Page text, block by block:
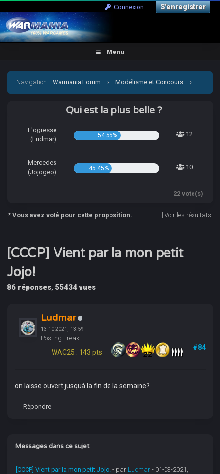
Connexion S’enregistrer
Menu
Navigation:Warmania Forum › Modélisme et Concours ›
› [CCCP] Vient par la mon petit Jojo!
Qui est la plus belle ?
L'ogresse
(Ludmar)
54.55% 12
Mercedes
(Jojogeo)
45.45% 10
22 vote(s)
* Vous avez voté pour cette proposition. Voir les résultats
[CCCP] Vient par la mon petit
Jojo!
86 réponses, 55434 vues
Ludmar
13-10-2021, 13:59
Posting Freak
WAC25 : 143 pts
#84
on laisse ouvert jusquà la fin de la semaine?
Répondre
Messages dans ce sujet
[CCCP] Vient par la mon petit Jojo! - par Ludmar - 01-03-2021,